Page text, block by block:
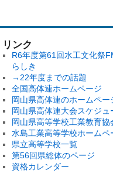
リンク
R6年度第61回水工文化祭
らしき
→22年度までの話題
全国高体連ホームページ
岡山県高体連のホームペー
岡山県高体連大会スケジュ
岡山県高等学校工業教育協
水島工業高等学校ホームペ
県立高等学校一覧
第56回県総体のページ
資格カレンダー